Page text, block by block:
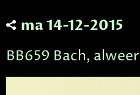
ma 14-12-2015
BB659 Bach, alweer